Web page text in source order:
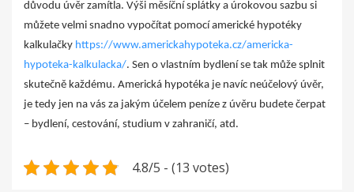
důvodu úvěr zamítla. Výši měsíční splátky a úrokovou sazbu si
můžete velmi snadno vypočítat pomocí americké hypotéky
kalkulačky https://www.americkahypoteka.cz/americka-
hypoteka-kalkulacka/. Sen o vlastním bydlení se tak může splnit
skutečně každému. Americká hypotéka je navíc neúčelový úvěr,
je tedy jen na vás za jakým účelem peníze z úvěru budete čerpat
– bydlení, cestování, studium v zahraničí, atd.
4.8/5 - (13 votes)